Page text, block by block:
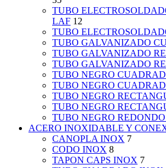
TUBO
LAF 12
TUBO
TUBO GALVANIZADO
TUBO GALVANIZADO
TUBO GALVANIZADO
TUBO NEGRO
TUBO NEGRO
TUBO NEGRO
TUBO NEGRO
TUBO NEGRO
ACERO INOXIDABLE Y
CANOPLA INOX 7
CODO INOX 8
TAPON CAPS INOX 7